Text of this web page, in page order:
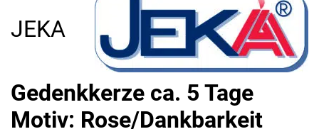
JEKA
Gedenkkerze ca. 5 Tage
Motiv: Rose/Dankbarkeit